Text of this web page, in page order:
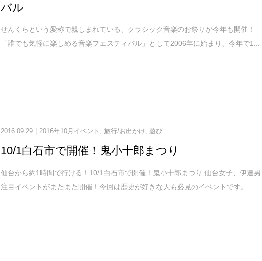
バル
せんくらという愛称で親しまれている、クラシック音楽のお祭りが今年も開催！
「誰でも気軽に楽しめる音楽フェスティバル」として2006年に始まり、今年で1...
2016.09.29 2016年10月イベント ,旅行/お出かけ ,遊び
10/1白石市で開催！鬼小十郎まつり
仙台から約1時間で行ける！10/1白石市で開催！鬼小十郎まつり 仙台女子、伊達男
注目イベントがまたまた開催！今回は歴史が好きな人も必見のイベントです。...